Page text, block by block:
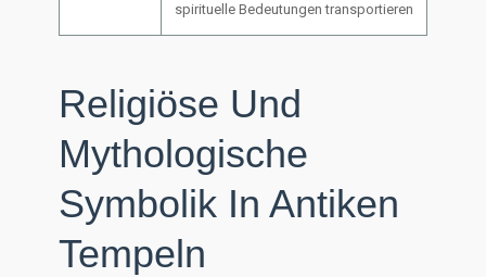
spirituelle Bedeutungen transportieren
Religiöse Und
Mythologische
Symbolik In Antiken
Tempeln